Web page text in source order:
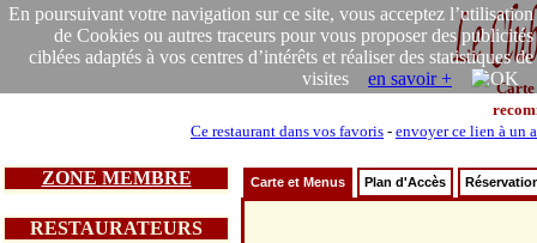
En poursuivant votre navigation sur ce site, vous acceptez l’utilisation
de Cookies ou autres traceurs pour vous proposer des publicités
ciblées adaptés à vos centres d’intérêts et réaliser des statistiques de
visites en savoir +
Carte
Ce restaurant dans vos favoris - envoyer ce lien à un
ZONE MEMBRE
RESTAURATEURS
Carte et Menus Plan d'Accès